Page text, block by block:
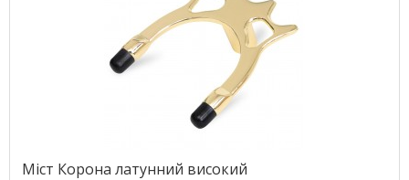
Міст Корона латунний високий